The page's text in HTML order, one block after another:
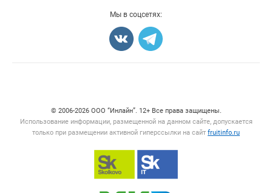
Мы в соцсетях:
© 2006‑2026 ООО “Инлайн”. 12+ Все права защищены.
Использование информации, размещенной на данном сайте, допускается
только при размещении активной гиперссылки на сайт fruitinfo.ru